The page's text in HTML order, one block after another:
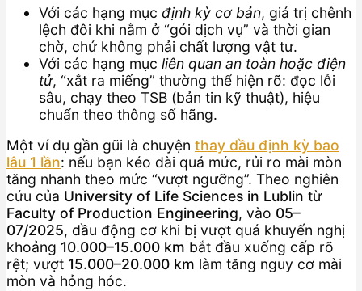
Với các hạng mục định kỳ cơ bản, giá trị chênh
lệch đôi khi nằm ở “gói dịch vụ” và thời gian
chờ, chứ không phải chất lượng vật tư.
Với các hạng mục liên quan an toàn hoặc điện
tử, “xắt ra miếng” thường thể hiện rõ: đọc lỗi
sâu, chạy theo TSB (bản tin kỹ thuật), hiệu
chuẩn theo thông số hãng.
Một ví dụ gần gũi là chuyện thay dầu định kỳ bao
lâu 1 lần: nếu bạn kéo dài quá mức, rủi ro mài mòn
tăng nhanh theo mức “vượt ngưỡng”. Theo nghiên
cứu của University of Life Sciences in Lublin từ
Faculty of Production Engineering, vào 05–
07/2025, dầu động cơ khi bị vượt quá khuyến nghị
khoảng 10.000–15.000 km bắt đầu xuống cấp rõ
rệt; vượt 15.000–20.000 km làm tăng nguy cơ mài
mòn và hỏng hóc.